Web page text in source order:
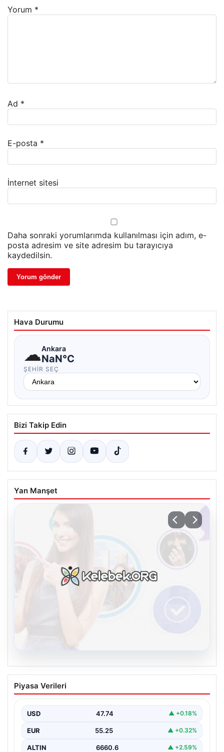
Yorum *
Ad *
E-posta *
İnternet sitesi
Daha sonraki yorumlarımda kullanılması için adım, e-
posta adresim ve site adresim bu tarayıcıya
kaydedilsin.
Hava Durumu
☁Ankara
NaN°C
ŞEHIR SEÇ
Bizi Takip Edin
Yan Manşet
Kelebek.Org İle Sanal İletişimin Seviyeli
Adresi Ve Sohbet Deneyimi
oluşturması büyük bir hassasiyet ifade etmektedir.
Halen…
Piyasa Verileri
USD 47.74 ▲ +0.18%
EUR 55.25 ▲ +0.32%
ALTIN 6660.6 ▲ +2.59%